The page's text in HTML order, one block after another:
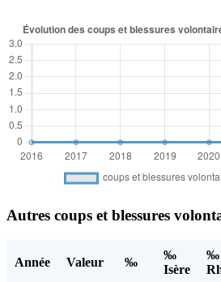
Autres coups et blessures
Année Valeur ‰
‰
Isère
‰